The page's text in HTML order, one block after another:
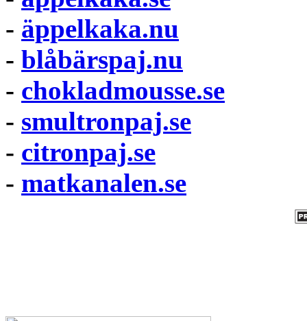
- äppelkaka.nu
- blåbärspaj.nu
- chokladmousse.se
- smultronpaj.se
- citronpaj.se
- matkanalen.se